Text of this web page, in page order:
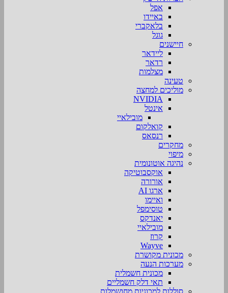
אפל
באיידו
בלאקברי
גוגל
חיישנים
ליידאר
רדאר
מצלמות
טעינה
מוליכים למחצה
NVIDIA
אינטל
מובילאיי
קואלקום
רנסאס
מחקרים
מיפוי
נהיגה אוטונומית
אוקסבוטיקה
אורורה
ארגו AI
ואיימו
טוסימפל
יאנדקס
מובילאיי
קרוז
Wayve
מכונית מקושרת
מערכות הנעה
מכונית חשמלית
תאי דלק חשמליים
סוללות למכוניות מחושמלות